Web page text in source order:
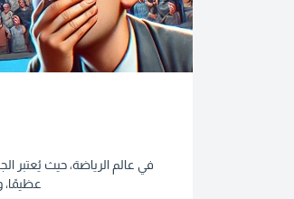
في عالم الرياضة، حيث يُعتبر
عظيمًا،